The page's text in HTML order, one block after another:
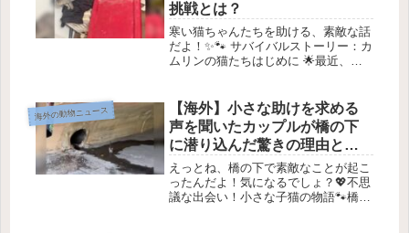
挑戦とは？
寒い猫ちゃんたちを助ける、素敵な話
だよ！✨🐾 サバイバルストーリー：カ
ムリンの猫たちはじめに 🌟最近、カ
猫たちとの信頼関係を築くために、一
年間懸命に努力してきたんです！🐱
✨...
海外の動物ニュース
【海外】小さな助けを求める
声を聞いたカップルが橋の下
に潜り込んだ驚きの理由と
は？
えっとね、橋の下で素敵なことが起こ
ったんだよ！気になるでしょ？💖不思
議な出会い！小さな子猫の物語🐾橋の